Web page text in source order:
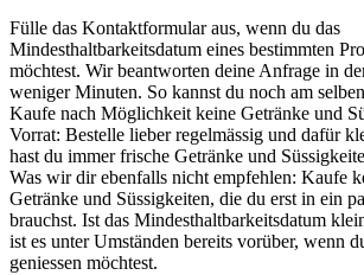
Fülle das Kontaktformular aus, wenn du das
Mindesthaltbarkeitsdatum eines bestimmten
möchtest. Wir beantworten deine Anfrage in
weniger Minuten. So kannst du noch am
Kaufe nach Möglichkeit keine Getränke und
Vorrat: Bestelle lieber regelmässig und dafür
hast du immer frische Getränke und
Was wir dir ebenfalls nicht empfehlen: Kaufe
Getränke und Süssigkeiten, die du erst in ein
brauchst. Ist das Mindesthaltbarkeitsdatum
ist es unter Umständen bereits vorüber, wenn
geniessen möchtest.